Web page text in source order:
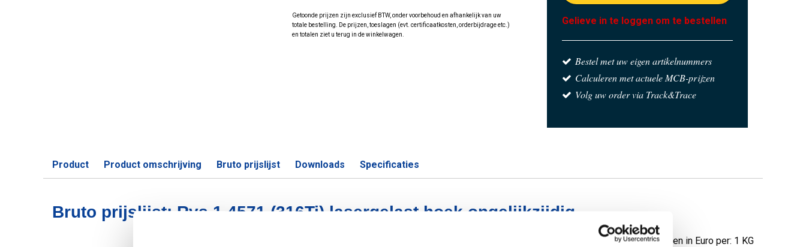
Getoonde prijzen zijn exclusief BTW, onder voorbehoud en afhankelijk van uw
totale bestelling. De prijzen, toeslagen (evt. certificaatkosten, orderbijdrage etc.)
en totalen ziet u terug in de winkelwagen.
Gelieve in te loggen om te bestellen
Bestel met uw eigen artikelnummers
Calculeren met actuele MCB-prijzen
Volg uw order via Track&Trace
Product Product omschrijving Bruto prijslijst Downloads Specificaties
Bruto prijslijst: Rvs 1.4571 (316Ti) lasergelast hoek ongelijkzijdig
Prijzen in Euro per: 1 KG